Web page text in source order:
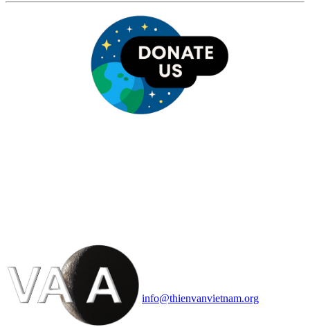
info@thienvanvietnam.org